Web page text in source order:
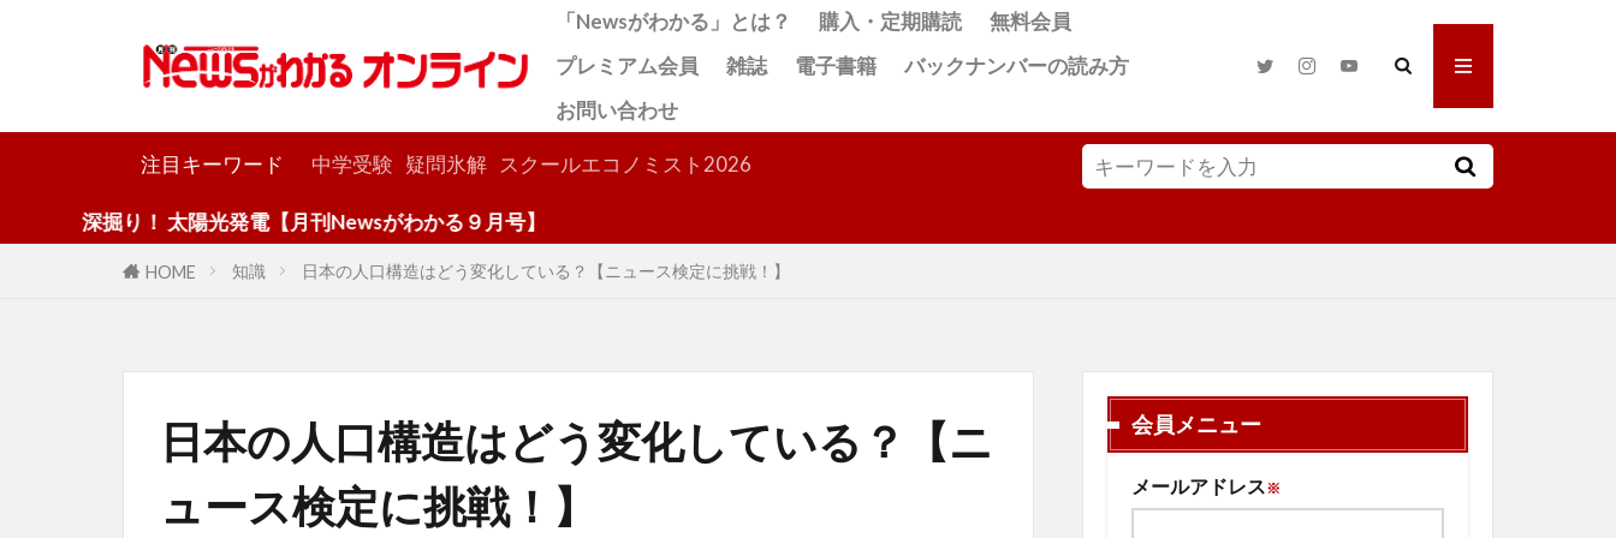
「Newsがわかる」とは？ 購入・定期購読
無料会員
プレミアム会員
雑誌 電子書籍
バックナンバーの読み方
お問い合わせ
注目キーワード 中学受験 疑問氷解 スクールエコノミスト2026
り！ 太陽光発電【月刊Newsがわかる９月号】
HOME 知識 日本の人口構造はどう変化している？【ニュース検定に挑戦！】
日本の人口構造はどう変化している？【ニ
ュース検定に挑戦！】
会員メニュー
メールアドレス※
検索